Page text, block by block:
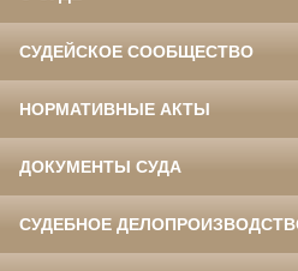
СУДЕЙСКОЕ СООБЩЕСТВО
НОРМАТИВНЫЕ АКТЫ
ДОКУМЕНТЫ СУДА
СУДЕБНОЕ